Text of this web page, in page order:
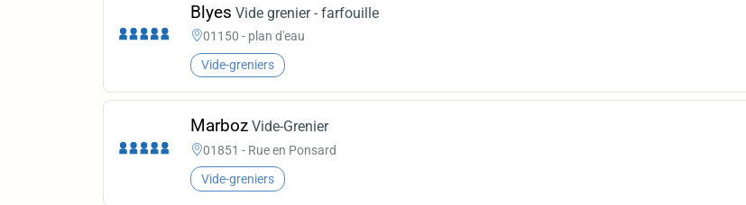
Blyes Vide grenier - farfouille
01150 - plan d'eau
Vide-greniers
Marboz Vide-Grenier
01851 - Rue en Ponsard
Vide-greniers